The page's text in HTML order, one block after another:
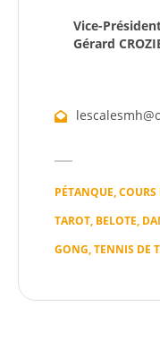
Vice-
Gérard
PÉTANQUE,
TAROT, BELOTE,
GONG, TENNIS DE